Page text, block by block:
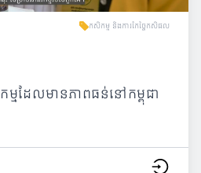
កសិកម្ម និងការកែច្នៃកសិផល
ដែលមានភាពធន់នៅកម្ពុជា